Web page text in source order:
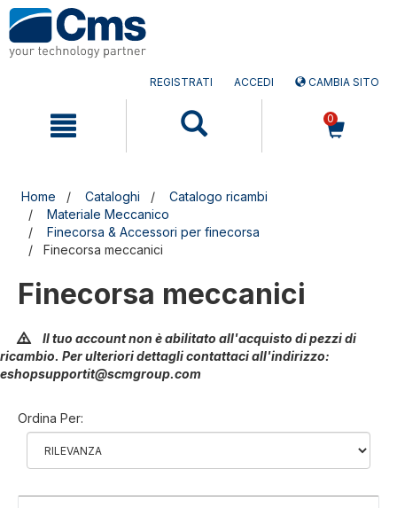
Salta
contenuto
Salta
menu
REGISTRATI ACCEDI CAMBIA SITO
0
Home Cataloghi
Catalogo ricambi
Materiale Meccanico
Finecorsa & Accessori per finecorsa
Finecorsa meccanici
Finecorsa meccanici
Il tuo account non è abilitato all'acquisto di pezzi di
ricambio. Per ulteriori dettagli contattaci all'indirizzo:
eshopsupportit@scmgroup.com
Ordina Per: